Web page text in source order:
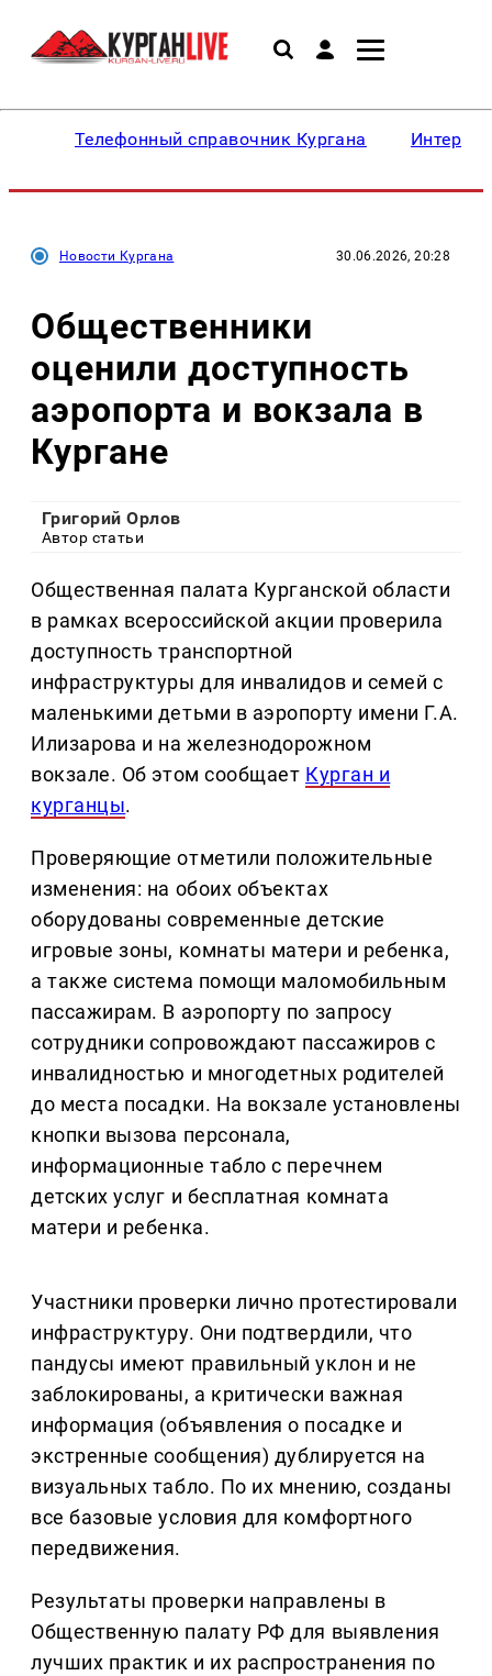
Телефонный справочник Кургана
Новости Кургана 30.06.2026, 20:28
Общественники
оценили доступность
аэропорта и вокзала в
Кургане
Григорий Орлов
Автор статьи
Общественная палата Курганской области
в рамках всероссийской акции проверила
доступность транспортной
инфраструктуры для инвалидов и семей с
маленькими детьми в аэропорту имени Г.А.
Илизарова и на железнодорожном
вокзале. Об этом сообщает Курган и
курганцы.
Проверяющие отметили положительные
изменения: на обоих объектах
оборудованы современные детские
игровые зоны, комнаты матери и ребенка,
а также система помощи маломобильным
пассажирам. В аэропорту по запросу
сотрудники сопровождают пассажиров с
инвалидностью и многодетных родителей
до места посадки. На вокзале установлены
кнопки вызова персонала,
информационные табло с перечнем
детских услуг и бесплатная комната
матери и ребенка.
Участники проверки лично протестировали
инфраструктуру. Они подтвердили, что
пандусы имеют правильный уклон и не
заблокированы, а критически важная
информация (объявления о посадке и
экстренные сообщения) дублируется на
визуальных табло. По их мнению, созданы
все базовые условия для комфортного
передвижения.
Результаты проверки направлены в
Общественную палату РФ для выявления
лучших практик и их распространения по